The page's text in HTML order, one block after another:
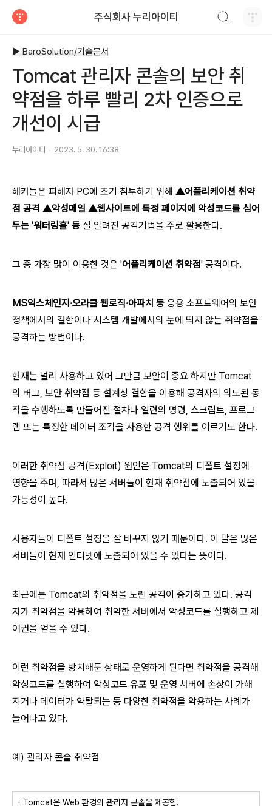
주식회사 누리아이티
▶ BaroSolution/기술문서
Tomcat 관리자 콘솔의 보안 취
약점을 하루 빨리 2차 인증으로
개선이 시급
누리아이티 2023. 5. 30. 16:38
해커들은 피해자 PC에 초기 침투하기 위해 ▲어플리케이션 취약
점 공격 ▲악성메일 ▲웹사이트에 특정 페이지에 악성코드를 심어
두는 '워터링홀' 등 잘 알려진 공격기법을 주로 활용한다.
그 중 가장 많이 이용한 것은 '어플리케이션 취약점' 공격이다.
MS익스체인지·오라클 웹로직·아파치 등 응용 소프트웨어의 보안
정책에서의 결함이나 시스템 개발에서의 눈에 띄지 않는 취약점을
공격하는 방법이다.
현재는 널리 사용하고 있어 그만큼 보안이 중요 하지만 Tomcat
의 버그, 보안 취약점 등 설계상 결함을 이용해 공격자의 의도된 동
작을 수행하도록 만들어진 절차나 일련의 명령, 스크립트, 프로그
램 또는 특정한 데이터 조각을 사용한 공격 행위를 이르기도 한다.
이러한 취약점 공격(Exploit) 원인은 Tomcat의 디폴트 설정에
영향을 주며, 따라서 많은 서버들이 현재 취약점에 노출되어 있을
가능성이 높다.
사용자들이 디폴트 설정을 잘 바꾸지 않기 때문이다. 이 말은 많은
서버들이 현재 인터넷에 노출되어 있을 수 있다는 뜻이다.
최근에는 Tomcat의 취약점을 노린 공격이 증가하고 있다. 공격
자가 취약점을 악용하여 취약한 서버에서 악성코드를 실행하고 제
어권을 얻을 수 있다.
이런 취약점을 방치해둔 상태로 운영하게 된다면 취약점을 공격해
악성코드를 실행하여 악성코드 유포 및 운영 서버에 손상이 가해
지거나 데이터가 약탈되는 등 다양한 취약점을 악용하는 사례가
늘어나고 있다.
예) 관리자 콘솔 취약점
- Tomcat은 Web 환경의 관리자 콘솔을 제공함.